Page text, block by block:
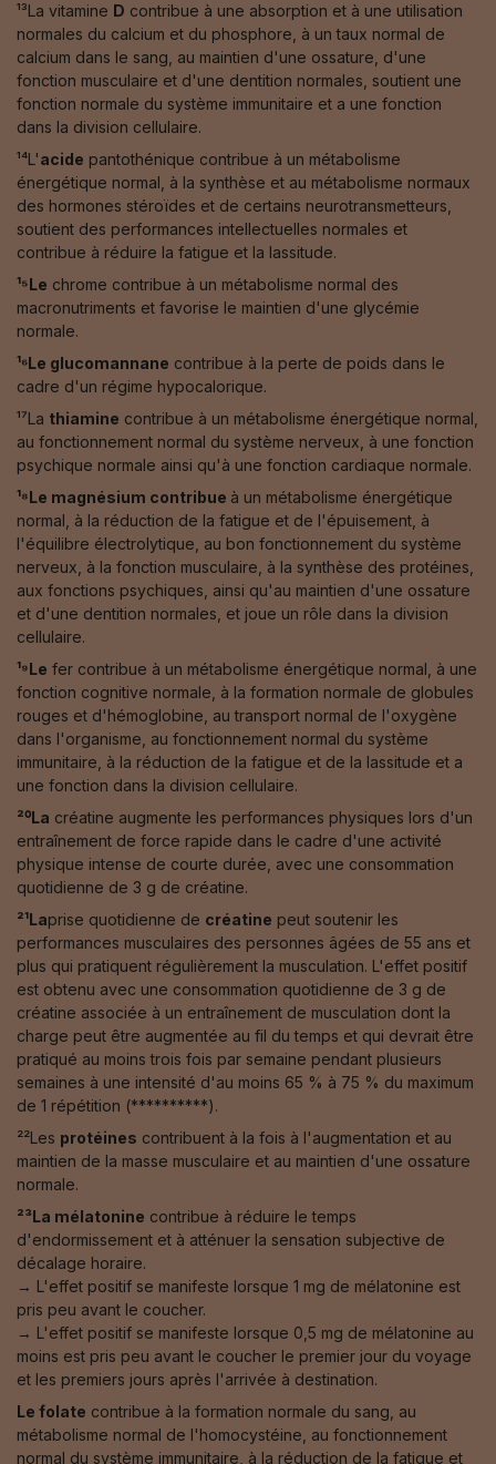
¹³La vitamine D contribue à une absorption et à une utilisation
normales du calcium et du phosphore, à un taux normal de
calcium dans le sang, au maintien d'une ossature, d'une
fonction musculaire et d'une dentition normales, soutient une
fonction normale du système immunitaire et a une fonction
dans la division cellulaire.
¹⁴L'acide pantothénique contribue à un métabolisme
énergétique normal, à la synthèse et au métabolisme normaux
des hormones stéroïdes et de certains neurotransmetteurs,
soutient des performances intellectuelles normales et
contribue à réduire la fatigue et la lassitude.
¹⁵Le chrome contribue à un métabolisme normal des
macronutriments et favorise le maintien d'une glycémie
normale.
¹⁶Le glucomannane contribue à la perte de poids dans le
cadre d'un régime hypocalorique.
¹⁷La thiamine contribue à un métabolisme énergétique normal,
au fonctionnement normal du système nerveux, à une fonction
psychique normale ainsi qu'à une fonction cardiaque normale.
¹⁸Le magnésium contribue à un métabolisme énergétique
normal, à la réduction de la fatigue et de l'épuisement, à
l'équilibre électrolytique, au bon fonctionnement du système
nerveux, à la fonction musculaire, à la synthèse des protéines,
aux fonctions psychiques, ainsi qu'au maintien d'une ossature
et d'une dentition normales, et joue un rôle dans la division
cellulaire.
¹⁹Le fer contribue à un métabolisme énergétique normal, à une
fonction cognitive normale, à la formation normale de globules
rouges et d'hémoglobine, au transport normal de l'oxygène
dans l'organisme, au fonctionnement normal du système
immunitaire, à la réduction de la fatigue et de la lassitude et a
une fonction dans la division cellulaire.
²⁰La créatine augmente les performances physiques lors d'un
entraînement de force rapide dans le cadre d'une activité
physique intense de courte durée, avec une consommation
quotidienne de 3 g de créatine.
²¹Laprise quotidienne de créatine peut soutenir les
performances musculaires des personnes âgées de 55 ans et
plus qui pratiquent régulièrement la musculation. L'effet positif
est obtenu avec une consommation quotidienne de 3 g de
créatine associée à un entraînement de musculation dont la
charge peut être augmentée au fil du temps et qui devrait être
pratiqué au moins trois fois par semaine pendant plusieurs
semaines à une intensité d'au moins 65 % à 75 % du maximum
de 1 répétition (**********).
²²Les protéines contribuent à la fois à l'augmentation et au
maintien de la masse musculaire et au maintien d'une ossature
normale.
²³La mélatonine contribue à réduire le temps
d'endormissement et à atténuer la sensation subjective de
décalage horaire.
→ L'effet positif se manifeste lorsque 1 mg de mélatonine est
pris peu avant le coucher.
→ L'effet positif se manifeste lorsque 0,5 mg de mélatonine au
moins est pris peu avant le coucher le premier jour du voyage
et les premiers jours après l'arrivée à destination.
Le folate contribue à la formation normale du sang, au
métabolisme normal de l'homocystéine, au fonctionnement
normal du système immunitaire, à la réduction de la fatigue et